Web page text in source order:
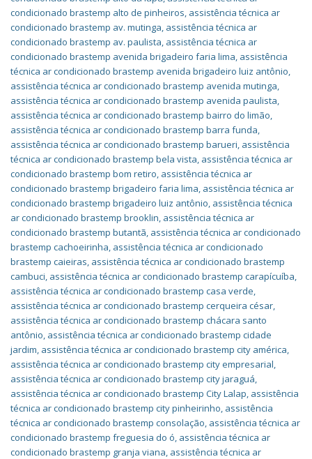
condicionado brastemp alto de pinheiros, assistência técnica ar
condicionado brastemp av. mutinga, assistência técnica ar
condicionado brastemp av. paulista, assistência técnica ar
condicionado brastemp avenida brigadeiro faria lima, assistência
técnica ar condicionado brastemp avenida brigadeiro luiz antônio,
assistência técnica ar condicionado brastemp avenida mutinga,
assistência técnica ar condicionado brastemp avenida paulista,
assistência técnica ar condicionado brastemp bairro do limão,
assistência técnica ar condicionado brastemp barra funda,
assistência técnica ar condicionado brastemp barueri, assistência
técnica ar condicionado brastemp bela vista, assistência técnica ar
condicionado brastemp bom retiro, assistência técnica ar
condicionado brastemp brigadeiro faria lima, assistência técnica ar
condicionado brastemp brigadeiro luiz antônio, assistência técnica
ar condicionado brastemp brooklin, assistência técnica ar
condicionado brastemp butantã, assistência técnica ar condicionado
brastemp cachoeirinha, assistência técnica ar condicionado
brastemp caieiras, assistência técnica ar condicionado brastemp
cambuci, assistência técnica ar condicionado brastemp carapícuíba,
assistência técnica ar condicionado brastemp casa verde,
assistência técnica ar condicionado brastemp cerqueira césar,
assistência técnica ar condicionado brastemp chácara santo
antônio, assistência técnica ar condicionado brastemp cidade
jardim, assistência técnica ar condicionado brastemp city américa,
assistência técnica ar condicionado brastemp city empresarial,
assistência técnica ar condicionado brastemp city jaraguá,
assistência técnica ar condicionado brastemp City Lalap, assistência
técnica ar condicionado brastemp city pinheirinho, assistência
técnica ar condicionado brastemp consolação, assistência técnica ar
condicionado brastemp freguesia do ó, assistência técnica ar
condicionado brastemp granja viana, assistência técnica ar